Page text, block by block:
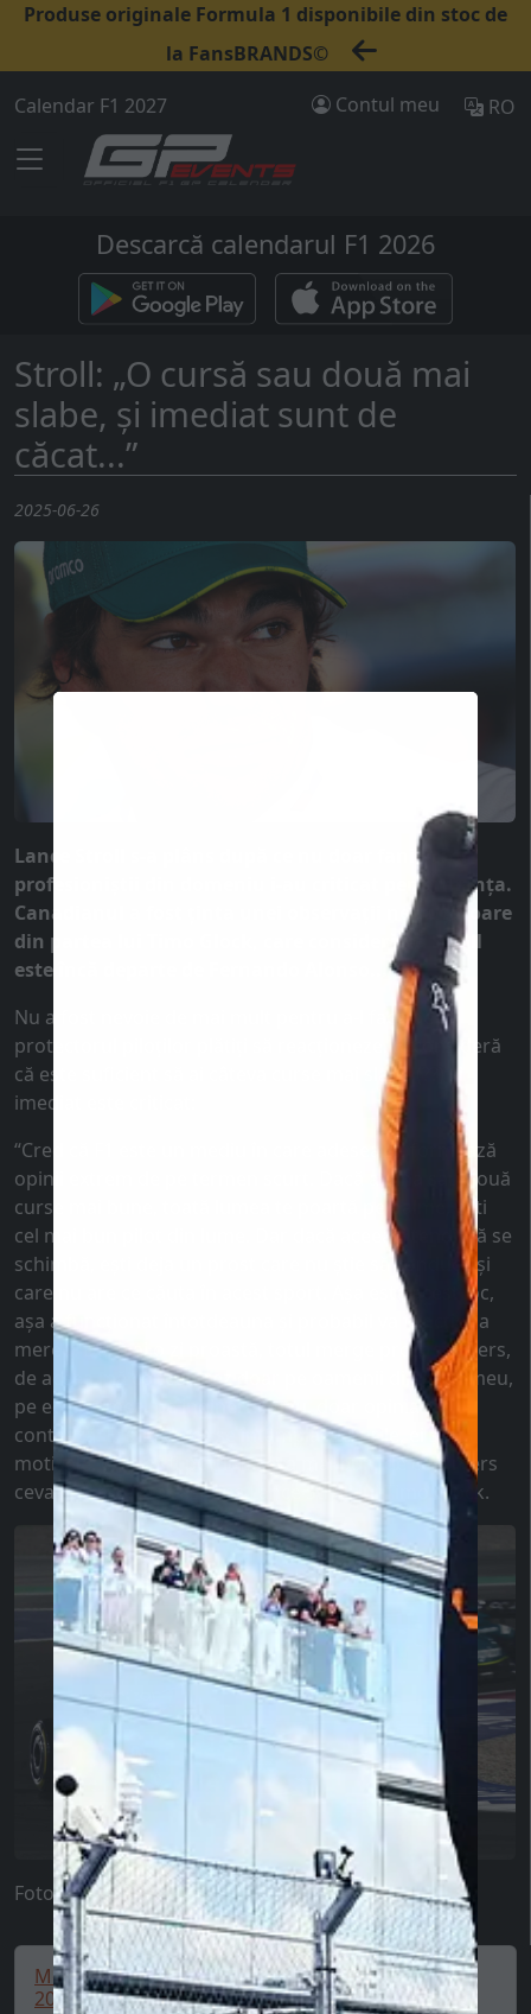
Produse originale Formula 1 disponibile din stoc de
la FansBRANDS©
Calendar F1 2027 Contul meu RO
Descarcă calendarul F1 2026
Stroll: „O cursă sau două mai
slabe, și imediat sunt de
căcat...”
2025-06-26
Lance Stroll s-a plâns după ce nu doar fanii, ci și
profesioniștii din domeniu i-au criticat performanța.
Canadianul a fost ținta unei observații necruțătoare
din partea lui Timo Glock, care consideră că Stroll
este încă departe de Fernando Alonso...
Nu a fost nevoie de mai mult pentru a-l face pe
protectorul piloților plătiți să reacționeze. El consideră
că este suficient să ai câteva curse mai slabe (??) și
imediat este criticat:
“Cred că F1 este un mediu în care adesea se formează
opinii extrem de pe termen scurt. Dacă ai una sau două
curse mai bune, toată lumea te poartă pe palme, ești
cel mai bun pilot din lume. Dar dacă aceeași tendință se
schimbă, ești deja un prost care nu știe să conducă și
care nu are ce căuta în acest sport. Așa este acest loc,
așa a funcționat întotdeauna și probabil va funcționa
mereu. Dacă ai o zi proastă, totul merge prost și invers,
de aceea mă concentrez doar pe oamenii din jurul meu,
pe echipa mea, pe inginerul meu, doar opinia lor
contează. Ei știu de ce se întâmplă lucrurile, ei știu
motivele, cum ar fi putut fi ceva mai bun, de ce a mers
ceva mai rău.” - a răspuns Lance Stroll lui Timo Glock.
Foto: PlanetF1
McLaren t-shirt, Lando Norris, World Champion
2025, Special...